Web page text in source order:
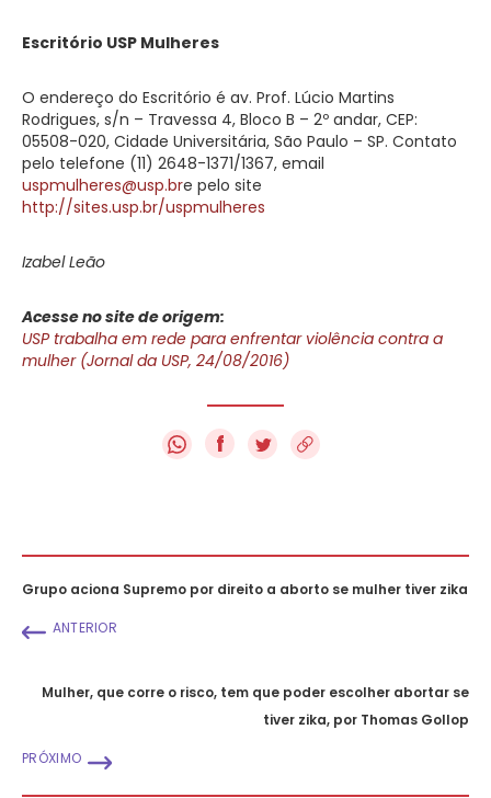
Escritório USP Mulheres
O endereço do Escritório é av. Prof. Lúcio Martins
Rodrigues, s/n – Travessa 4, Bloco B – 2º andar, CEP:
05508-020, Cidade Universitária, São Paulo – SP. Contato
pelo telefone (11) 2648-1371/1367, email
uspmulheres@usp.bre pelo site
http://sites.usp.br/uspmulheres
Izabel Leão
Acesse no site de origem:
USP trabalha em rede para enfrentar violência contra a
mulher (Jornal da USP, 24/08/2016)
f
Grupo aciona Supremo por direito a aborto se mulher tiver zika
ANTERIOR
Mulher, que corre o risco, tem que poder escolher abortar se
tiver zika, por Thomas Gollop
PRÓXIMO